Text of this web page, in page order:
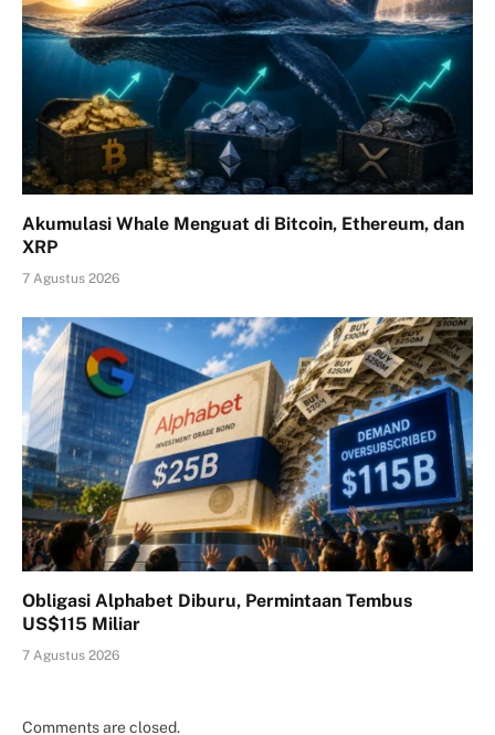
Akumulasi Whale Menguat di Bitcoin, Ethereum, dan
XRP
7 Agustus 2026
Obligasi Alphabet Diburu, Permintaan Tembus
US$115 Miliar
7 Agustus 2026
Comments are closed.